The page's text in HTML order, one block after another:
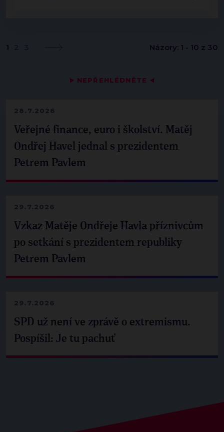
▶ NEPŘEHLÉDNĚTE ◀
28.7.2026
Veřejné finance, euro i školství. Matěj
Ondřej Havel jednal s prezidentem
Petrem Pavlem
29.7.2026
Vzkaz Matěje Ondřeje Havla příznivcům
po setkání s prezidentem republiky
Petrem Pavlem
29.7.2026
SPD už není ve zprávě o extremismu.
Pospíšil: Je tu pachuť
1 Názory: 1 - 10 z 30